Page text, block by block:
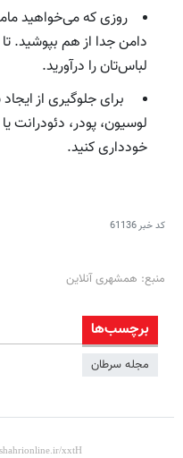
روزی که می‌خواهید
دامن جدا از هم بپوشید.
لباس‌تان را درآورید.
برای جلوگیری از
لوسیون، پودر، دئودرانت
خودداری کنید.
کد خبر61136
منبع: همشهری آنلاین
برچسب‌ها
مجله سرطان